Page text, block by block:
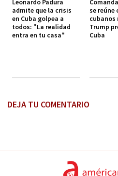
admite que la crisis
en Cuba golpea a
todos: "La realidad
entra en tu casa"
se reúne
cubanos
Trump
Cuba
DEJA TU COMENTARIO